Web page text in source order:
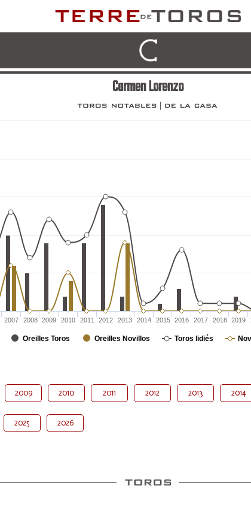
Carmen Lorenzo
Oreilles Toros Oreilles Novillos Toros lidiés
2007 2008 2009 2010 2011 2012 2013 2014 2015 2016 2017 2018 2019
2009 2010 2011 2012 2013 2014
2025 2026